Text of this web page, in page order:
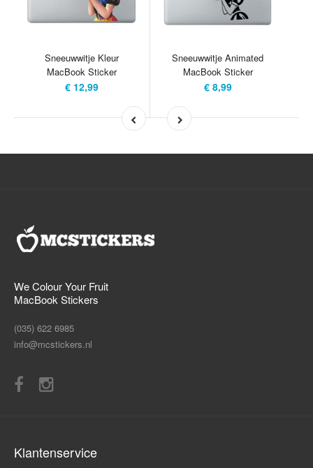
Sneeuwwitje Kleur
MacBook Sticker
€ 12,99
Sneeuwwitje Animated
MacBook Sticker
€ 8,99
We Colour Your Fruit
MacBook Stickers
(035) 622 6985
info@mcstickers.nl
Klantenservice